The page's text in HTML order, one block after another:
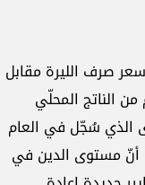
صرف الليرة مقابل
الناتج المحلّي
الذي سُجّل في العام
أنّ مستوى الدين في